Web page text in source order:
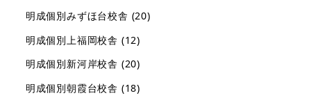
明成個別みずほ台校舎 (20)
明成個別上福岡校舎 (12)
明成個別新河岸校舎 (20)
明成個別朝霞台校舎 (18)